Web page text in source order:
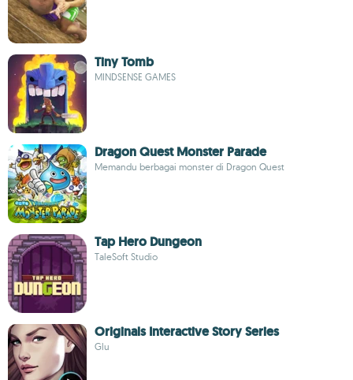
Tiny Tomb
MINDSENSE GAMES
Dragon Quest Monster Parade
Memandu berbagai monster di Dragon Quest
Tap Hero Dungeon
TaleSoft Studio
Originals Interactive Story Series
Glu